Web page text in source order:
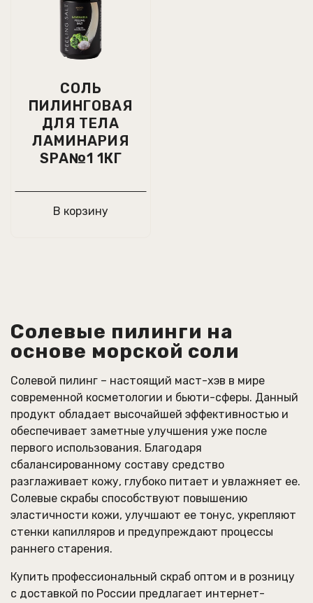
СОЛЬ
ПИЛИНГОВАЯ
ДЛЯ ТЕЛА
ЛАМИНАРИЯ
SPA№1 1КГ
В корзину
Солевые пилинги на
основе морской соли
Солевой пилинг – настоящий маст-хэв в мире
современной косметологии и бьюти-сферы. Данный
продукт обладает высочайшей эффективностью и
обеспечивает заметные улучшения уже после
первого использования. Благодаря
сбалансированному составу средство
разглаживает кожу, глубоко питает и увлажняет ее.
Солевые скрабы способствуют повышению
эластичности кожи, улучшают ее тонус, укрепляют
стенки капилляров и предупреждают процессы
раннего старения.
Купить профессиональный скраб оптом и в розницу
с доставкой по России предлагает интернет-